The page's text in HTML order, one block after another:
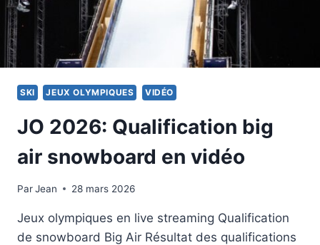
SKI JEUX OLYMPIQUES VIDÉO
JO 2026: Qualification big
air snowboard en vidéo
ParJean
5 février 202628 mars 2026
Jeux olympiques en live streaming Qualification
de snowboard Big Air Résultat des qualifications